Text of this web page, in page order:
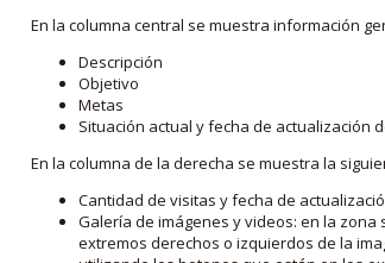
En la columna central se muestra información
Descripción
Objetivo
Metas
Situación actual y fecha de actualización
En la columna de la derecha se muestra la
Cantidad de visitas y fecha de
Galería de imágenes y videos: en la
extremos derechos o izquierdos de la